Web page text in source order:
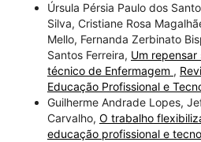
Úrsula Pérsia Paulo dos
Silva, Cristiane Rosa
Mello, Fernanda Zerbinato
Santos Ferreira, Um
técnico de Enfermagem ,
Educação Profissional e
Guilherme Andrade Lopes,
Carvalho, O trabalho
educação profissional e